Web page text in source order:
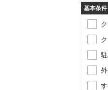
基本条件